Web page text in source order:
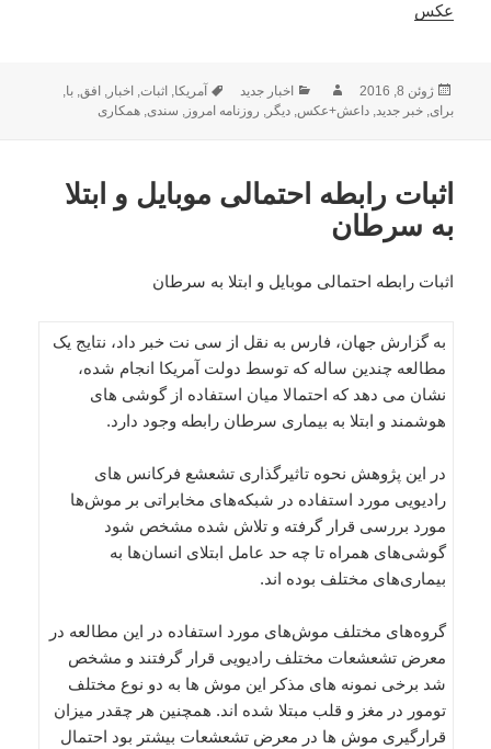
عکس
ارسال
شده
ژوئن 8, 2016 نویسندهدسته‌ها
اخبار جدید برچسب‌ها
آمریکا, اثبات, اخبار, افق,با,
برای,خبر جدید,داعش+عکس,دیگر, روزنامه امروز, سندی,همکاری
اثبات رابطه احتمالی موبایل و ابتلا
به سرطان
اثبات رابطه احتمالی موبایل و ابتلا به سرطان
به گزارش جهان، فارس به نقل از سی نت خبر داد، نتایج یک
مطالعه چندین ساله که توسط دولت آمریکا انجام شده،
نشان می دهد که احتمالا میان استفاده از گوشی های
هوشمند و ابتلا به بیماری سرطان رابطه وجود دارد.
در این پژوهش نحوه تاثیرگذاری تشعشع فرکانس های
رادیویی مورد استفاده در شبکه‌های مخابراتی بر موش‌ها
مورد بررسی قرار گرفته و تلاش شده مشخص شود
گوشی‌های همراه تا چه حد عامل ابتلای انسان‌ها به
بیماری‌های مختلف بوده اند.
گروه‌های مختلف موش‌های مورد استفاده در این مطالعه در
معرض تشعشعات مختلف رادیویی قرار گرفتند و مشخص
شد برخی نمونه های مذکر این موش ها به دو نوع مختلف
تومور در مغز و قلب مبتلا شده اند. همچنین هر چقدر میزان
قرارگیری موش ها در معرض تشعشعات بیشتر بود احتمال